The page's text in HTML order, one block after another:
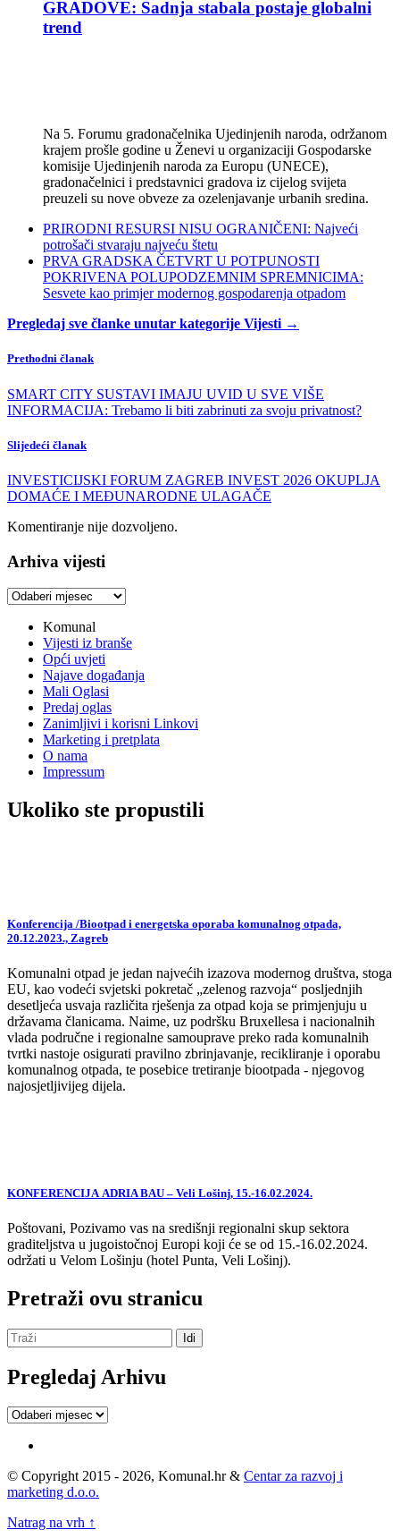
GRADOVE: Sadnja stabala postaje globalni
trend
Na 5. Forumu gradonačelnika Ujedinjenih naroda, održanom
krajem prošle godine u Ženevi u organizaciji Gospodarske
komisije Ujedinjenih naroda za Europu (UNECE),
gradonačelnici i predstavnici gradova iz cijelog svijeta
preuzeli su nove obveze za ozelenjavanje urbanih sredina.
PRIRODNI RESURSI NISU OGRANIČENI: Najveći
potrošači stvaraju najveću štetu
PRVA GRADSKA ČETVRT U POTPUNOSTI
POKRIVENA POLUPODZEMNIM SPREMNICIMA:
Sesvete kao primjer modernog gospodarenja otpadom
Pregledaj sve članke unutar kategorije Vijesti →
Prethodni članak
SMART CITY SUSTAVI IMAJU UVID U SVE VIŠE
INFORMACIJA: Trebamo li biti zabrinuti za svoju privatnost?
Slijedeći članak
INVESTICIJSKI FORUM ZAGREB INVEST 2026 OKUPLJA
DOMAĆE I MEĐUNARODNE ULAGAČE
Komentiranje nije dozvoljeno.
Arhiva vijesti
Arhiva
Komunal
Vijesti iz branše
Opći uvjeti
Najave događanja
Mali Oglasi
Predaj oglas
Zanimljivi i korisni Linkovi
Marketing i pretplata
O nama
Impressum
Ukoliko ste propustili
Konferencija /Biootpad i energetska oporaba komunalnog otpada,
20.12.2023., Zagreb
Komunalni otpad je jedan najvećih izazova modernog društva, stoga
EU, kao vodeći svjetski pokretač „zelenog razvoja“ posljednjih
desetljeća usvaja različita rješenja za otpad koja se primjenjuju u
državama članicama. Naime, uz podršku Bruxellesa i nacionalnih
vlada područne i regionalne samouprave preko rada komunalnih
tvrtki nastoje osigurati pravilno zbrinjavanje, recikliranje i oporabu
komunalnog otpada, te posebice tretiranje biootpada - njegovog
najosjetljivijeg dijela.
KONFERENCIJA ADRIA BAU – Veli Lošinj, 15.-16.02.2024.
Poštovani, Pozivamo vas na središnji regionalni skup sektora
graditeljstva u jugoistočnoj Europi koji će se od 15.-16.02.2024.
održati u Velom Lošinju (hotel Punta, Veli Lošinj).
Pretraži ovu stranicu
Pregledaj Arhivu
Pregledaj
© Copyright 2015 - 2026, Komunal.hr & Centar za razvoj i
marketing d.o.o.
Natrag na vrh ↑